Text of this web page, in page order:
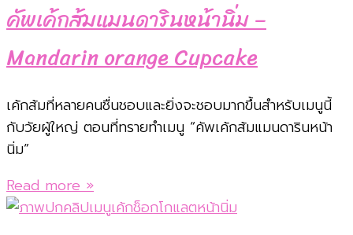
คัพเค้กส้มแมนดารินหน้านิ่ม –
Mandarin orange Cupcake
เค้กส้มที่หลายคนชื่นชอบและยิ่งจะชอบมากขึ้นสำหรับเมนูนี้
กับวัยผู้ใหญ่ ตอนที่ทรายทำเมนู “คัพเค้กส้มแมนดารินหน้า
นิ่ม”
Read more »